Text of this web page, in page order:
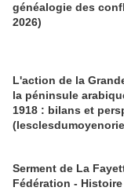
généalogie des
2026)
L'action de la
la péninsule
1918 : bilans et
Serment de La
Fédération -